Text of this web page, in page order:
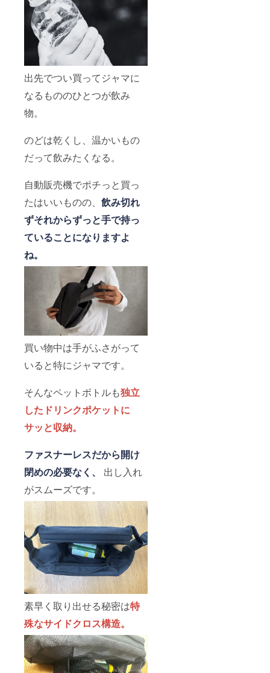
出先でつい買ってジャマに
なるもののひとつが飲み
物。
のどは乾くし、温かいもの
だって飲みたくなる。
自動販売機でポチっと買っ
たはいいものの、 飲み切れ
ずそれからずっと手で持っ
ていることになりますよ
ね。
買い物中は手がふさがって
いると特にジャマです。
そんなペットボトルも独立
したドリンクポケットに
サッと収納。
ファスナーレスだから開け
閉めの必要なく、
出し入れ
がスムーズです。
素早く取り出せる秘密は特
殊なサイドクロス構造。